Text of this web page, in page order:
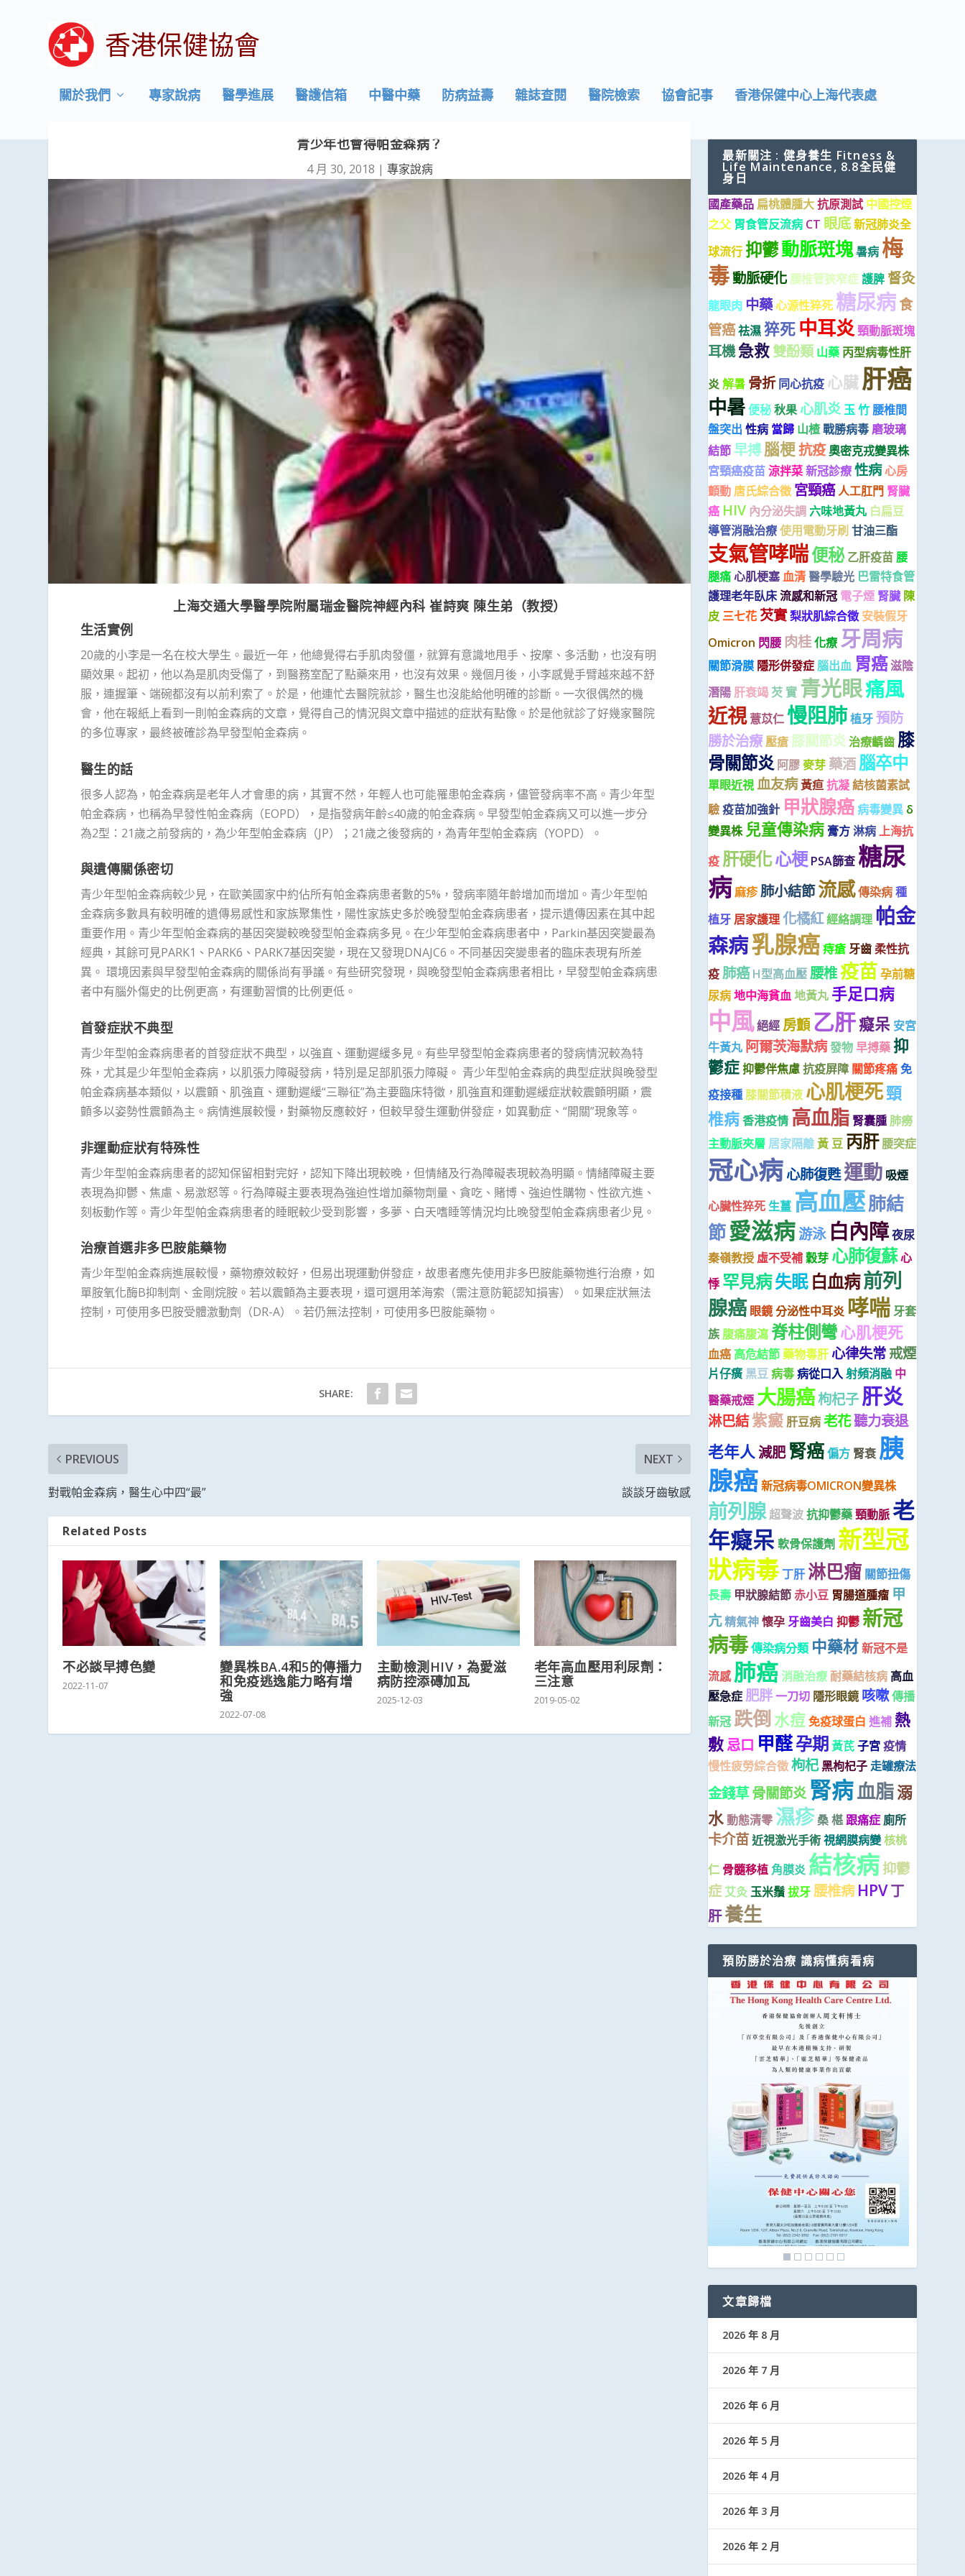
香港保健協會
關於我們 專家說病 醫學進展 醫護信箱 中醫中藥 防病益壽 雜誌查閱 醫院檢索 協會記事 香港保健中心上海代表處
青少年也會得帕金森病？
4 月 30, 2018 | 專家說病
上海交通大學醫學院附屬瑞金醫院神經內科 崔詩爽 陳生弟（教授）
生活實例
20歲的小李是一名在校大學生。最近一年，他總覺得右手肌肉發僵，就算有意識地甩手、按摩、多活動，也沒有明
顯效果。起初，他以為是肌肉受傷了，到醫務室配了點藥來用，也沒有效果。幾個月後，小李感覺手臂越來越不舒
服，連握筆、端碗都沒有以前利索了。於是，他連忙去醫院就診，醫生也沒能給他明確的診斷。一次很偶然的機
會，他在報紙上看到一則帕金森病的文章，覺得自己的情況與文章中描述的症狀有點像。於是他就診了好幾家醫院
的多位專家，最終被確診為早發型帕金森病。
醫生的話
很多人認為，帕金森病是老年人才會患的病，其實不然，年輕人也可能罹患帕金森病，儘管發病率不高。青少年型
帕金森病，也稱為早發性帕金森病（EOPD），是指發病年齡≤40歲的帕金森病。早發型帕金森病又可以進一步分
為2型：21歲之前發病的，為少年型帕金森病（JP）；21歲之後發病的，為青年型帕金森病（YOPD）。
與遺傳關係密切
青少年型帕金森病較少見，在歐美國家中約佔所有帕金森病患者數的5%，發病率隨年齡增加而增加。青少年型帕
金森病多數具有較明確的遺傳易感性和家族聚集性，陽性家族史多於晚發型帕金森病患者，提示遺傳因素在其中起
重要作用。青少年型帕金森病的基因突變較晚發型帕金森病多見。在少年型帕金森病患者中，Parkin基因突變最為
經典，其餘可見PARK1、PARK6、PARK7基因突變，現在又發現DNAJC6。不同基因突變患者的臨床表現有所差
異。 環境因素與早發型帕金森病的關係尚有爭議。有些研究發現，與晚發型帕金森病患者相比，早發型帕金森病患
者中有腦外傷史的比例更高，有運動習慣的比例更低。
首發症狀不典型
青少年型帕金森病患者的首發症狀不典型，以強直、運動遲緩多見。有些早發型帕金森病患者的發病情況較為特
殊，尤其是少年型帕金森病，以肌張力障礙發病，特別是足部肌張力障礙。 青少年型帕金森病的典型症狀與晚發型
帕金森病基本類似，以震顫、肌強直、運動遲緩“三聯征”為主要臨床特徵，肌強直和運動遲緩症狀較震顫明顯，震
顫多以姿勢性震顫為主。病情進展較慢，對藥物反應較好，但較早發生運動併發症，如異動症、“開關”現象等。
非運動症狀有特殊性
青少年型帕金森病患者的認知保留相對完好，認知下降出現較晚，但情緒及行為障礙表現較為明顯。情緒障礙主要
表現為抑鬱、焦慮、易激怒等。行為障礙主要表現為強迫性增加藥物劑量、貪吃、賭博、強迫性購物、性欲亢進、
刻板動作等。青少年型帕金森病患者的睡眠較少受到影響，多夢、白天嗜睡等情況均比晚發型帕金森病患者少見。
治療首選非多巴胺能藥物
青少年型帕金森病進展較慢，藥物療效較好，但易出現運動併發症，故患者應先使用非多巴胺能藥物進行治療，如
單胺氧化酶B抑制劑、金剛烷胺。若以震顫為主要表現，還可選用苯海索（需注意防範認知損害）。如果症狀無法
控制，可使用多巴胺受體激動劑（DR-A）。若仍無法控制，可使用多巴胺能藥物。
SHARE:
PREVIOUS
對戰帕金森病，醫生心中四“最”
NEXT
談談牙齒敏感
Related Posts
不必談早搏色變
2022-11-07
變異株BA.4和5的傳播力
和免疫逃逸能力略有增
強
2022-07-08
主動檢測HIV，為愛滋
病防控添磚加瓦
2025-12-03
老年高血壓用利尿劑：
三注意
2019-05-02
最新關注 : 健身養生 Fitness &
Life Maintenance, 8.8全民健
身日
國產藥品 扁桃體腫大抗原測試 中國控煙
之父 胃食管反流病 CT 眼底新冠肺炎全
球流行 抑鬱動脈斑塊暑病 梅
毒動脈硬化 腰椎管狹窄症護脾 督灸
龍眼肉 中藥心源性猝死 糖尿病食
管癌祛濕猝死 中耳炎頸動脈斑塊
耳機急救雙酚類 山藥 丙型病毒性肝
炎解暑 骨折 同心抗疫 心臟肝癌
中暑便秘秋果 心肌炎玉 竹 腰椎間
盤突出 性病 當歸 山楂戰勝病毒磨玻璃
結節 早搏腦梗抗疫奧密克戎變異株
宮頸癌疫苗涼拌菜新冠診療性病心房
顫動 唐氏綜合徵 宮頸癌人工肛門 腎臟
癌 HIV 內分泌失調 六味地黃丸 白扁豆
導管消融治療使用電動牙刷 甘油三酯
支氣管哮喘便秘 乙肝疫苗腰
腿痛心肌梗塞血清醫學驗光 巴雷特食管
護理老年臥床流感和新冠 電子煙 腎臟 陳
皮 三七花 芡實梨狀肌綜合徵 安裝假牙
Omicron 閃腰 肉桂化療 牙周病
關節滑膜 隱形併發症腦出血 胃癌滋陰
潛陽 肝衰竭 芡 實 青光眼痛風
近視 薏苡仁慢阻肺植牙 預防
勝於治療壓瘡 膝關節炎治療齲齒 膝
骨關節炎 阿膠麥芽 藥酒腦卒中
單眼近視血友病黃疸抗凝結核菌素試
驗疫苗加強針 甲狀腺癌病毒變異 δ
變異株 兒童傳染病 膏方淋病上海抗
疫 肝硬化心梗 PSA篩查 糖尿
病麻疹肺小結節流感傳染病種
植牙 居家護理化橘紅經絡調理 帕金
森病乳腺癌痔瘡牙齒 柔性抗
疫肺癌 H型高血壓腰椎疫苗孕前糖
尿病地中海貧血地黃丸 手足口病
中風絕經 房顫 乙肝癡呆 安宮
牛黃丸 阿爾茨海默病發物早搏藥 抑
鬱症抑鬱伴焦慮抗疫屏障 關節疼痛免
疫接種 膝關節積液 心肌梗死頸
椎病香港疫情 高血脂 腎囊腫 肺癆
主動脈夾層 居家隔離黃 豆 丙肝 腰突症
冠心病心肺復甦運動 吸煙
心臟性猝死生薑 高血壓肺結
節愛滋病游泳 白內障夜尿
秦嶺教授 虛不受補穀芽 心肺復蘇心
悸 罕見病失眠 白血病前列
腺癌 眼鏡分泌性中耳炎 哮喘牙套
族 腹痛腹瀉脊柱側彎心肌梗死
血癌 高危結節 藥物毒肝心律失常戒煙
片仔癀 黑豆病毒病從口入射頻消融 中
醫藥戒煙 大腸癌枸杞子肝炎
淋巴結紫癜 肝豆病老花聽力衰退
老年人減肥 腎癌偏方 腎衰 胰
腺癌新冠病毒OMICRON變異株
前列腺 超聲波抗抑鬱藥頸動脈老
年癡呆 軟骨保護劑 新型冠
狀病毒 丁肝 淋巴瘤 關節扭傷
長壽 甲狀腺結節赤小豆 胃腸道腫瘤 甲
亢精氣神懷孕牙齒美白 抑鬱 新冠
病毒傳染病分類 中藥材新冠不是
流感 肺癌消融治療耐藥結核病 高血
壓急症 肥胖一刀切 隱形眼鏡 咳嗽傳播
新冠 跌倒水痘免疫球蛋白 進補熱
敷忌口 甲醛孕期 黃芪子宮疫情
慢性疲勞綜合徵枸杞黑枸杞子 走罐療法
金錢草骨關節炎 腎病血脂溺
水動態清零 濕疹桑 椹跟痛症 廁所
卡介苗近視激光手術視網膜病變核桃
仁 骨髓移植 角膜炎 結核病抑鬱
症 艾灸玉米鬚拔牙 腰椎病 HPV丁
肝養生
預防勝於治療 識病懂病看病
文章歸檔
2026 年 8 月
2026 年 7 月
2026 年 6 月
2026 年 5 月
2026 年 4 月
2026 年 3 月
2026 年 2 月